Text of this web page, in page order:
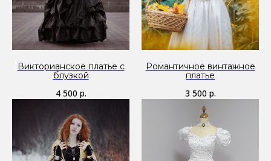
Викторианское платье с
блузкой
4 500 р.
Романтичное винтажное
платье
3 500 р.